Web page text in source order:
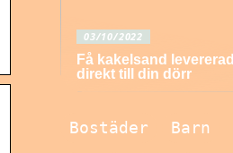
03/10/2022
Få kakelsand levererad
direkt till din dörr
Bostäder Barn